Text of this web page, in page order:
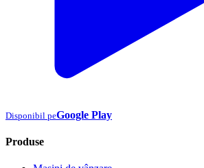
Disponibil peGoogle Play
Produse